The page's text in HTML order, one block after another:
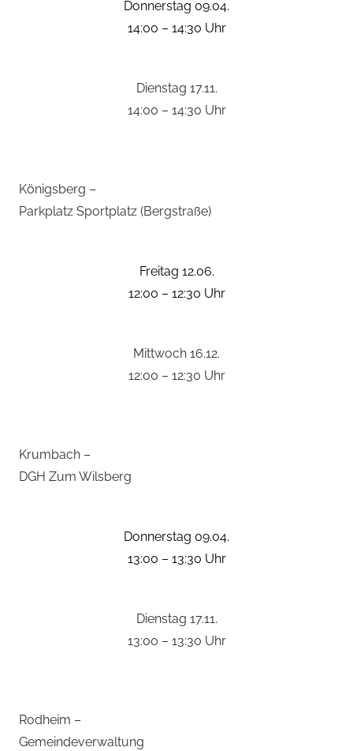
Donnerstag 09.04.
14:00 – 14:30 Uhr
Dienstag 17.11.
14:00 – 14:30 Uhr
Königsberg –
Parkplatz Sportplatz (Bergstraße)
Freitag 12.06.
12:00 – 12:30 Uhr
Mittwoch 16.12.
12:00 – 12:30 Uhr
Krumbach –
DGH Zum Wilsberg
Donnerstag 09.04.
13:00 – 13:30 Uhr
Dienstag 17.11.
13:00 – 13:30 Uhr
Rodheim –
Gemeindeverwaltung